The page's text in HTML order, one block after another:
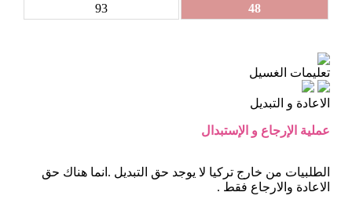
48
93
تعليمات الغسيل
الاعادة و التبديل
عملية الإرجاع و الإستبدال
الطلبيات من خارج تركيا لا يوجد حق التبديل .انما هناك حق
الاعادة والارجاع فقط .